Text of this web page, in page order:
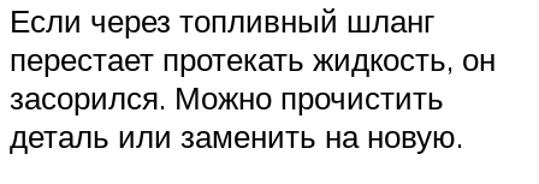
Если через топливный шланг
перестает протекать жидкость, он
засорился. Можно прочистить
деталь или заменить на новую.